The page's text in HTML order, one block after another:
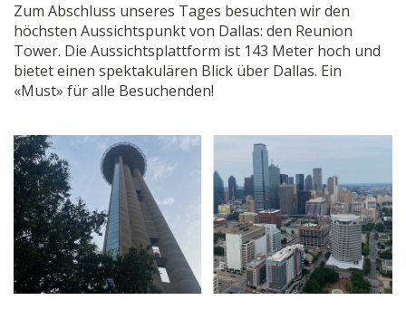
Zum Abschluss unseres Tages besuchten wir den
höchsten Aussichtspunkt von Dallas: den Reunion
Tower. Die Aussichtsplattform ist 143 Meter hoch und
bietet einen spektakulären Blick über Dallas. Ein
«Must» für alle Besuchenden!